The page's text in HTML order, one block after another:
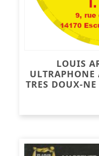
LOUIS
ULTRAPHONE
TRES DOUX-NE